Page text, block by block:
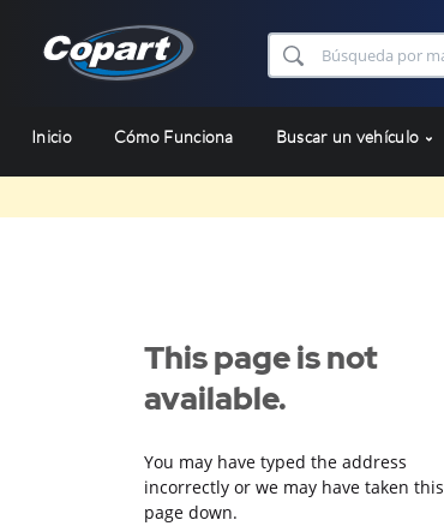
Inicio Cómo Funciona Buscar un vehículo
This page is not
available.
You may have typed the address
incorrectly or we may have taken this
page down.